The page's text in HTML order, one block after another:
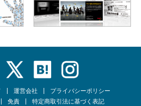
運営会社
プライバシーポリシー
免責 特定商取引法に基づく表記